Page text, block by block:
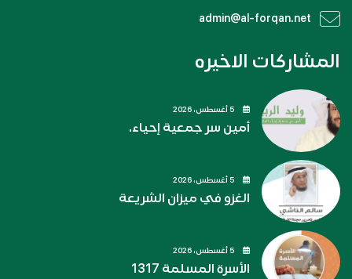
admin@al-forqan.net
المشاركات الاخيره
أمين سر جمعية إحياء.
الغزو في ميزان الشريعة
الأسرة المسلمة 1317